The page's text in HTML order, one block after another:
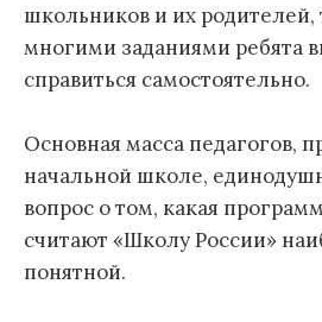
школьников и их родителей,
многими заданиями ребята
справиться самостоятельно.
Основная масса педагогов,
начальной школе,
вопрос о том, какая
считают «Школу России»
понятной.